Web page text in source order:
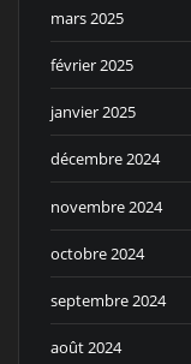
mars 2025
février 2025
janvier 2025
décembre 2024
novembre 2024
octobre 2024
septembre 2024
août 2024